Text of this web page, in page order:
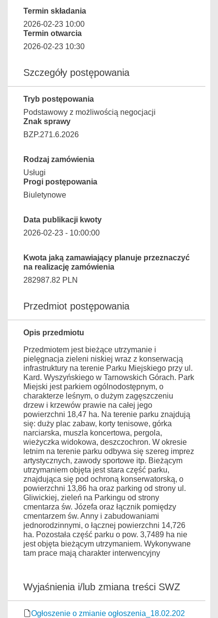
Termin składania
2026-02-23 10:00
Termin otwarcia
2026-02-23 10:30
Szczegóły postępowania
Tryb postępowania
Podstawowy z możliwością negocjacji
Znak sprawy
BZP.271.6.2026
Rodzaj zamówienia
Usługi
Progi postępowania
Biuletynowe
Data publikacji kwoty
2026-02-23 - 10:00:00
Kwota jaką zamawiający planuje przeznaczyć
na realizację zamówienia
282987.82 PLN
Przedmiot postępowania
Opis przedmiotu
Przedmiotem jest bieżące utrzymanie i
pielęgnacja zieleni niskiej wraz z konserwacją
infrastruktury na terenie Parku Miejskiego przy ul.
Kard. Wyszyńskiego w Tarnowskich Górach. Park
Miejski jest parkiem ogólnodostępnym, o
charakterze leśnym, o dużym zagęszczeniu
drzew i krzewów prawie na całej jego
powierzchni 18,47 ha. Na terenie parku znajdują
się: duży plac zabaw, korty tenisowe, górka
narciarska, muszla koncertowa, pergola,
wieżyczka widokowa, deszczochron. W okresie
letnim na terenie parku odbywa się szereg imprez
artystycznych, zawody sportowe itp. Bieżącym
utrzymaniem objęta jest stara część parku,
znajdująca się pod ochroną konserwatorską, o
powierzchni 13,86 ha oraz parking od strony ul.
Gliwickiej, zieleń na Parkingu od strony
cmentarza św. Józefa oraz łącznik pomiędzy
cmentarzem św. Anny i zabudowaniami
jednorodzinnymi, o łącznej powierzchni 14,726
ha. Pozostała część parku o pow. 3,7489 ha nie
jest objęta bieżącym utrzymaniem. Wykonywane
tam prace mają charakter interwencyjny
Wyjaśnienia i/lub zmiana treści SWZ
Ogłoszenie o zmianie ogłoszenia_18.02.202